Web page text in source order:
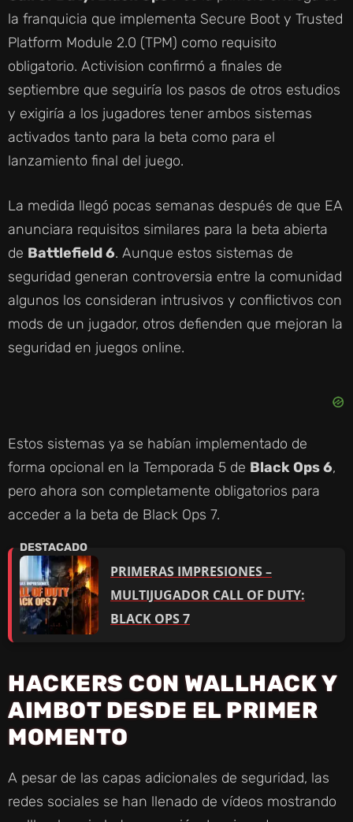
la franquicia que implementa Secure Boot y Trusted
Platform Module 2.0 (TPM) como requisito
obligatorio. Activision confirmó a finales de
septiembre que seguiría los pasos de otros estudios
y exigiría a los jugadores tener ambos sistemas
activados tanto para la beta como para el
lanzamiento final del juego.
La medida llegó pocas semanas después de que EA
anunciara requisitos similares para la beta abierta
de Battlefield 6. Aunque estos sistemas de
seguridad generan controversia entre la comunidad
algunos los consideran intrusivos y conflictivos con
mods de un jugador, otros defienden que mejoran la
seguridad en juegos online.
Estos sistemas ya se habían implementado de
forma opcional en la Temporada 5 de Black Ops 6,
pero ahora son completamente obligatorios para
acceder a la beta de Black Ops 7.
PRIMERAS IMPRESIONES –
MULTIJUGADOR CALL OF DUTY:
BLACK OPS 7
HACKERS CON WALLHACK Y
AIMBOT DESDE EL PRIMER
MOMENTO
A pesar de las capas adicionales de seguridad, las
redes sociales se han llenado de vídeos mostrando